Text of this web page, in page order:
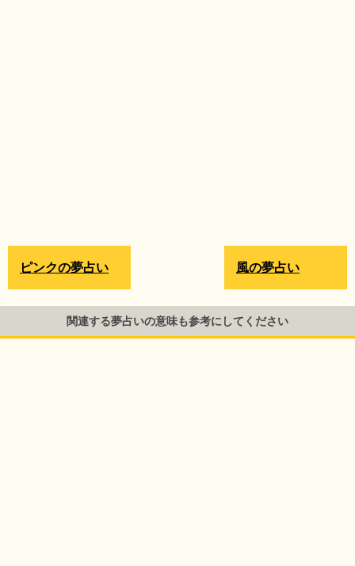
風の夢占い
ピンクの夢占い
関連する夢占いの意味も参考にしてください